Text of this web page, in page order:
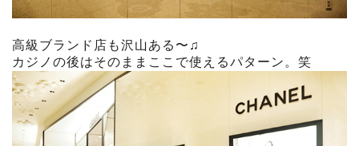
高級ブランド店も沢山ある〜♫
カジノの後はそのままここで使えるパターン。笑